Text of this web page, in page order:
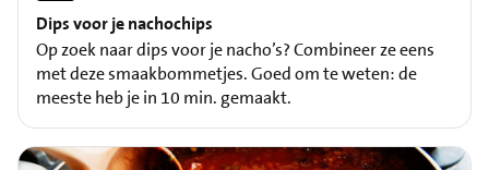
Dips voor je nachochips
Op zoek naar dips voor je nacho’s? Combineer ze eens
met deze smaakbommetjes. Goed om te weten: de
meeste heb je in 10 min. gemaakt.